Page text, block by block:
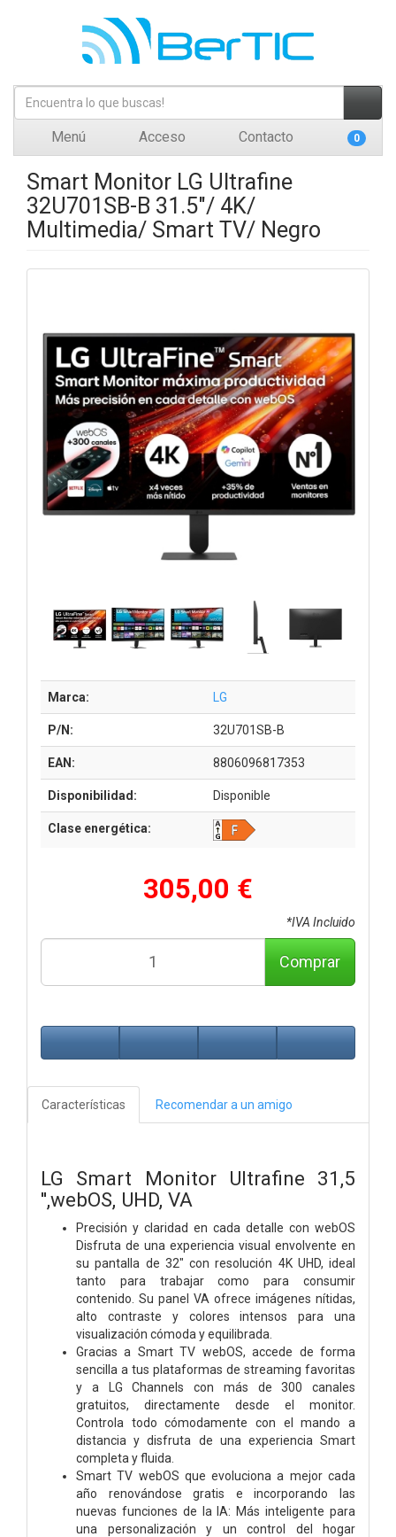
Menú Acceso Contacto 0
Smart Monitor LG Ultrafine
32U701SB-B 31.5"/ 4K/
Multimedia/ Smart TV/ Negro
Marca: LG
P/N: 32U701SB-B
EAN: 8806096817353
Disponibilidad: Disponible
Clase energética:
305,00 €
*IVA Incluido
Comprar
Características Recomendar a un amigo
LG Smart Monitor Ultrafine 31,5
'',webOS, UHD, VA
Precisión y claridad en cada detalle con webOS
Disfruta de una experiencia visual envolvente en
su pantalla de 32" con resolución 4K UHD, ideal
tanto para trabajar como para consumir
contenido. Su panel VA ofrece imágenes nítidas,
alto contraste y colores intensos para una
visualización cómoda y equilibrada.
Gracias a Smart TV webOS, accede de forma
sencilla a tus plataformas de streaming favoritas
y a LG Channels con más de 300 canales
gratuitos, directamente desde el monitor.
Controla todo cómodamente con el mando a
distancia y disfruta de una experiencia Smart
completa y fluida.
Smart TV webOS que evoluciona a mejor cada
año renovándose gratis e incorporando las
nuevas funciones de la IA: Más inteligente para
una personalización y un control del hogar